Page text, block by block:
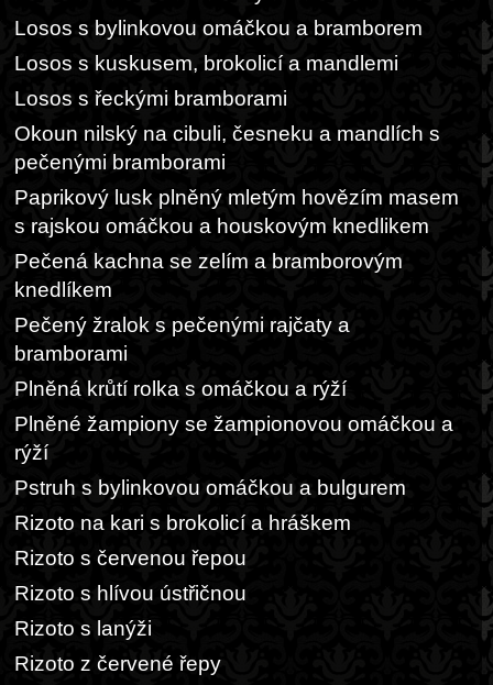
Losos s bylinkovou omáčkou a bramborem
Losos s kuskusem, brokolicí a mandlemi
Losos s řeckými bramborami
Okoun nilský na cibuli, česneku a mandlích s
pečenými bramborami
Paprikový lusk plněný mletým hovězím masem
s rajskou omáčkou a houskovým knedlikem
Pečená kachna se zelím a bramborovým
knedlíkem
Pečený žralok s pečenými rajčaty a
bramborami
Plněná krůtí rolka s omáčkou a rýží
Plněné žampiony se žampionovou omáčkou a
rýží
Pstruh s bylinkovou omáčkou a bulgurem
Rizoto na kari s brokolicí a hráškem
Rizoto s červenou řepou
Rizoto s hlívou ústřičnou
Rizoto s lanýži
Rizoto z červené řepy